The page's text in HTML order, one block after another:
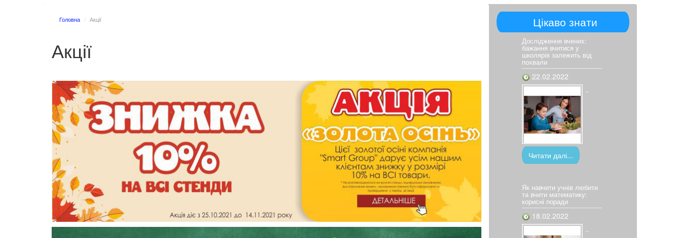
Цікаво знати
Дослідження вчених:
бажання вчитися у
школярів залежить від
похвали
22.02.2022
Читати далі...
Як навчити учнів любити
та вчити математику:
корисні поради
18.02.2022
Головна Акції
Акції